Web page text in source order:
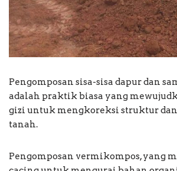
Pengomposan sisa-sisa dapur dan
adalah praktik biasa yang
gizi untuk mengkoreksi struktur
tanah.
Pengomposan vermikompos, yang